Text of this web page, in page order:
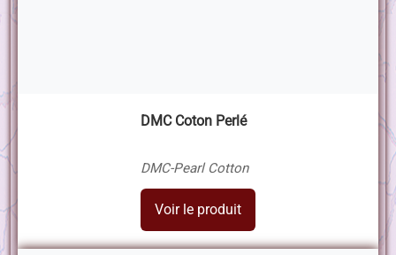
DMC Coton Perlé
DMC-Pearl Cotton
Voir le produit